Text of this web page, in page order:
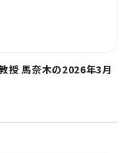
授 馬奈木の2026年3月